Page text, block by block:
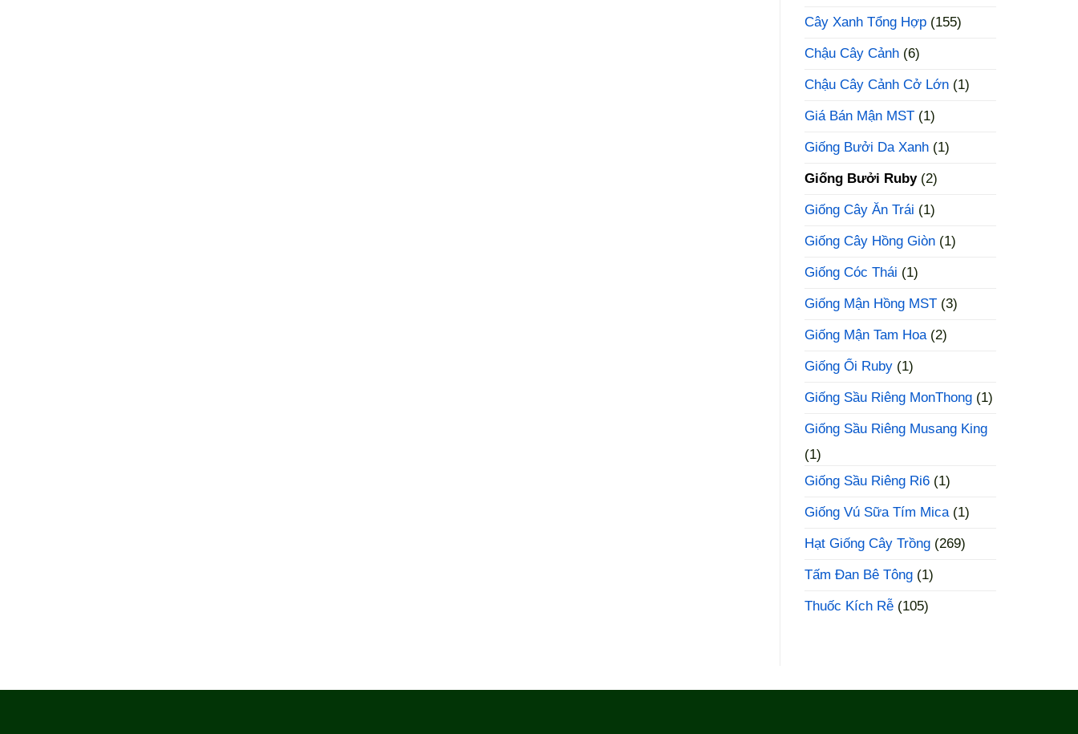
Cây Xanh Tổng Hợp (155)
Chậu Cây Cảnh (6)
Chậu Cây Cảnh Cở Lớn (1)
Giá Bán Mận MST (1)
Giống Bưởi Da Xanh (1)
Giống Bưởi Ruby(2)
Giống Cây Ăn Trái (1)
Giống Cây Hồng Giòn (1)
Giống Cóc Thái (1)
Giống Mận Hồng MST (3)
Giống Mận Tam Hoa(2)
Giống Ổi Ruby (1)
Giống Sầu Riêng MonThong (1)
Giống Sầu Riêng Musang King
(1)
Giống Sầu Riêng Ri6 (1)
Giống Vú Sữa Tím Mica(1)
Hạt Giống Cây Trồng (269)
Tấm Đan Bê Tông (1)
Thuốc Kích Rễ (105)